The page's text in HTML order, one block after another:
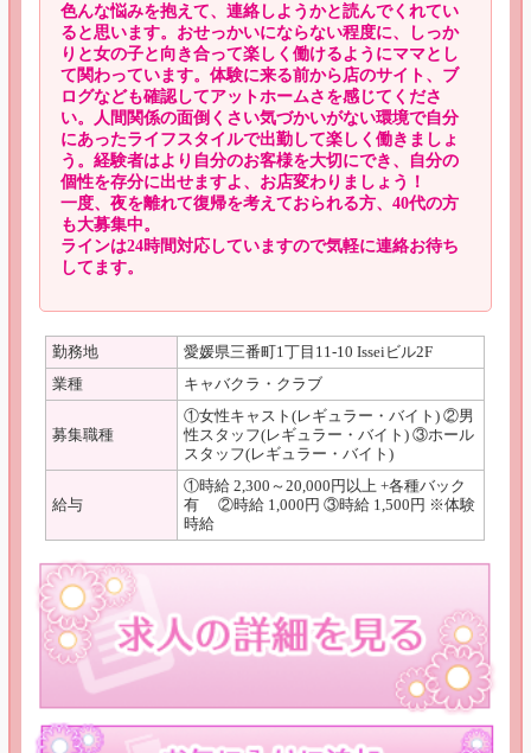
色んな悩みを抱えて、連絡しようかと読んでくれてい
ると思います。おせっかいにならない程度に、しっか
りと女の子と向き合って楽しく働けるようにママとし
て関わっています。体験に来る前から店のサイト、ブ
ログなども確認してアットホームさを感じてくださ
い。人間関係の面倒くさい気づかいがない環境で自分
にあったライフスタイルで出勤して楽しく働きましょ
う。経験者はより自分のお客様を大切にでき、自分の
個性を存分に出せますよ、お店変わりましょう！
一度、夜を離れて復帰を考えておられる方、40代の方
も大募集中。
ラインは24時間対応していますので気軽に連絡お待ち
してます。
勤務地
愛媛県三番町1丁目11-10 Isseiビル2F
業種
キャバクラ・クラブ
募集職種
①女性キャスト(レギュラー・バイト) ②男
性スタッフ(レギュラー・バイト) ③ホール
スタッフ(レギュラー・バイト)
給与
①時給 2,300～20,000円以上 +各種バック
有 ②時給 1,000円 ③時給 1,500円 ※体験
時給